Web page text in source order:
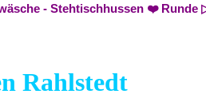
- Stehtischhussen ❤️ Runde
Rahlstedt